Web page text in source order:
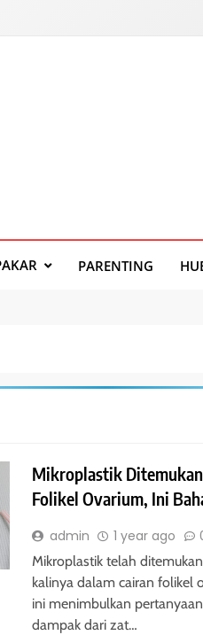
PARENTING
Mikroplastik
Folikel Ovarium, Ini
admin 1 year ago
Mikroplastik telah
kalinya dalam cairan folikel
ini menimbulkan
dampak dari zat…